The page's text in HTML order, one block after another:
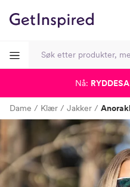
Lagt i kurven,
Dame Klær Jakker
Nå: